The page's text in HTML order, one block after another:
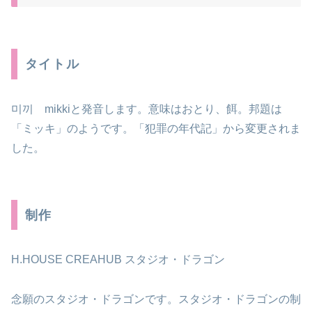
タイトル
미끼 mikkiと発音します。意味はおとり、餌。邦題は
「ミッキ」のようです。「犯罪の年代記」から変更されま
した。
制作
H.HOUSE CREAHUB スタジオ・ドラゴン
念願のスタジオ・ドラゴンです。スタジオ・ドラゴンの制